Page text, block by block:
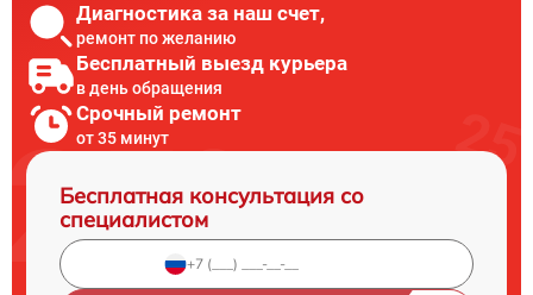
Диагностика за наш счет,
ремонт по желанию
Бесплатный выезд курьера
в день обращения
Срочный ремонт
от 35 минут
Бесплатная консультация со
специалистом